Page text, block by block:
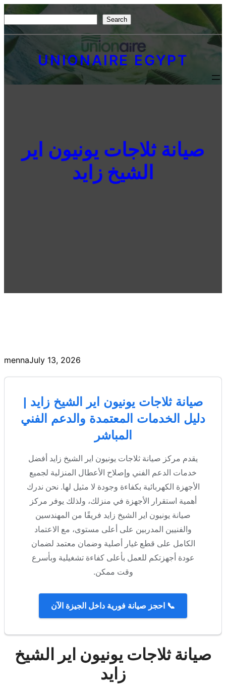
Skip
to
content
e
r
c
Search
UNIONAIRE EGYPT
صيانة ثلاجات يونيون اير
الشيخ زايد
mennaJuly 13, 2026
صيانة ثلاجات يونيون اير الشيخ زايد |
دليل الخدمات المعتمدة والدعم الفني
المباشر
يقدم مركز صيانة ثلاجات يونيون اير الشيخ زايد أفضل
خدمات الدعم الفني وإصلاح الأعطال المنزلية لجميع
الأجهزة الكهربائية بكفاءة وجودة لا مثيل لها. نحن ندرك
أهمية استقرار الأجهزة في منزلك، ولذلك يوفر مركز
صيانة يونيون اير الشيخ زايد فريقًا من المهندسين
والفنيين المدربين على أعلى مستوى، مع الاعتماد
الكامل على قطع غيار أصلية وضمان معتمد لضمان
عودة أجهزتكم للعمل بأعلى كفاءة تشغيلية وبأسرع
وقت ممكن.
📞 احجز صيانة فورية داخل الجيزة الآن
صيانة ثلاجات يونيون اير الشيخ
زايد